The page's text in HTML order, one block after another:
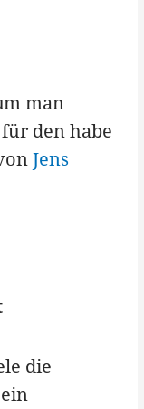
man
den habe
Jens
die